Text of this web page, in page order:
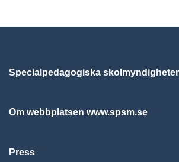
Specialpedagogiska
Om webbplatsen www.spsm.se
Press